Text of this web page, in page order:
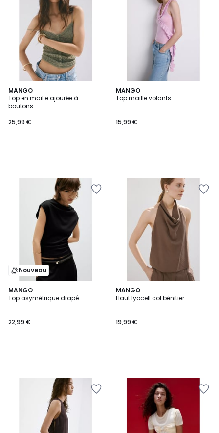
MANGO
Top en maille ajourée à
boutons
25,99 €
MANGO
Top maille volants
15,99 €
Nouveau
MANGO
Top asymétrique drapé
22,99 €
MANGO
Haut lyocell col bénitier
19,99 €